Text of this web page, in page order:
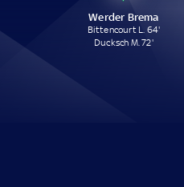
Werder Brema
Bittencourt L. 64'
Ducksch M. 72'